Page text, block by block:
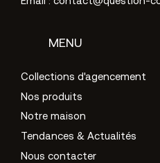
MENU
Collections d'agencement
Nos produits
Notre maison
Tendances & Actualités
Nous contacter